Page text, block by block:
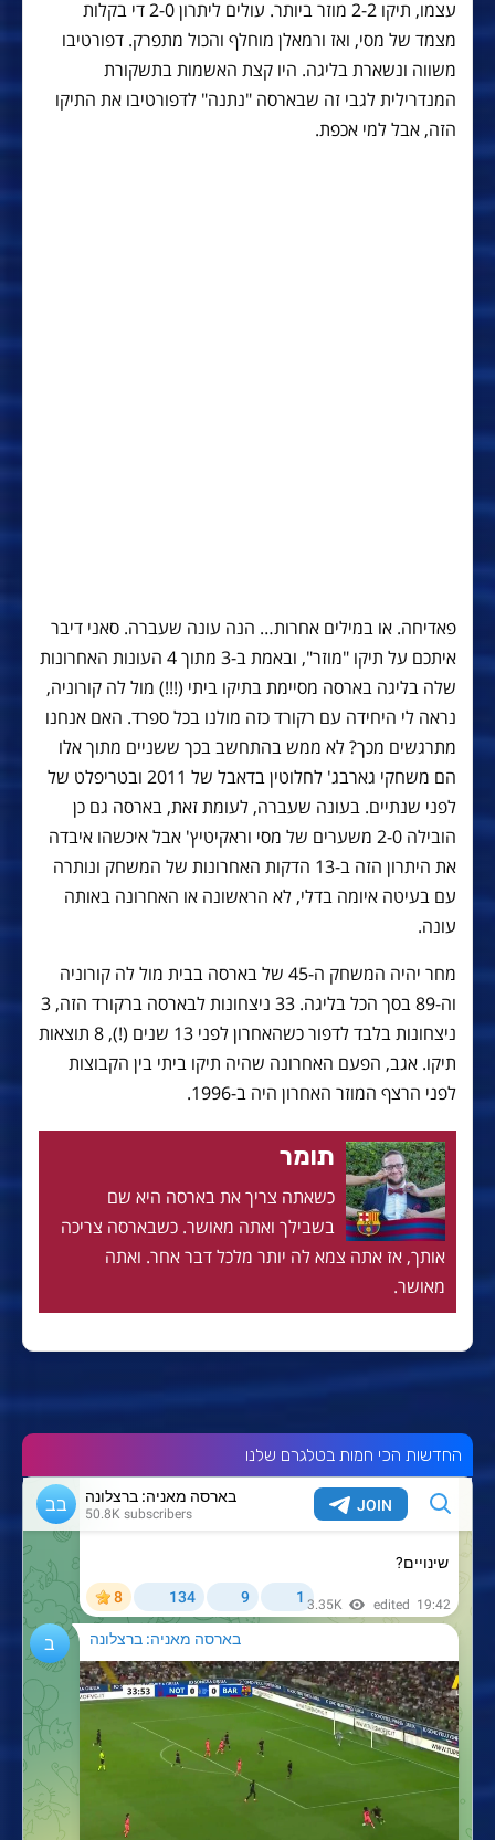
עצמו, תיקו 2-2 מוזר ביותר. עולים ליתרון 2-0 די בקלות
מצמד של מסי, ואז ורמאלן מוחלף והכול מתפרק. דפורטיבו
משווה ונשארת בליגה. היו קצת האשמות בתשקורת
המנדרילית לגבי זה שבארסה "נתנה" לדפורטיבו את התיקו
הזה, אבל למי אכפת.
פאדיחה. או במילים אחרות… הנה עונה שעברה. סאני דיבר
איתכם על תיקו "מוזר", ובאמת ב-3 מתוך 4 העונות האחרונות
שלה בליגה בארסה מסיימת בתיקו ביתי (!!!) מול לה קורוניה,
נראה לי היחידה עם רקורד כזה מולנו בכל ספרד. האם אנחנו
מתרגשים מכך? לא ממש בהתחשב בכך ששניים מתוך אלו
הם משחקי גארבג' לחלוטין בדאבל של 2011 ובטריפלט של
לפני שנתיים. בעונה שעברה, לעומת זאת, בארסה גם כן
הובילה 2-0 משערים של מסי וראקיטיץ' אבל איכשהו איבדה
את היתרון הזה ב-13 הדקות האחרונות של המשחק ונותרה
עם בעיטה איומה בדלי, לא הראשונה או האחרונה באותה
עונה.
מחר יהיה המשחק ה-45 של בארסה בבית מול לה קורוניה
וה-89 בסך הכל בליגה. 33 ניצחונות לבארסה ברקורד הזה, 3
ניצחונות בלבד לדפור כשהאחרון לפני 13 שנים (!), 8 תוצאות
תיקו. אגב, הפעם האחרונה שהיה תיקו ביתי בין הקבוצות
לפני הרצף המוזר האחרון היה ב-1996.
תומר
כשאתה צריך את בארסה היא שם
בשבילך ואתה מאושר. כשבארסה צריכה
אותך, אז אתה צמא לה יותר מלכל דבר אחר. ואתה
מאושר.
החדשות הכי חמות בטלגרם שלנו